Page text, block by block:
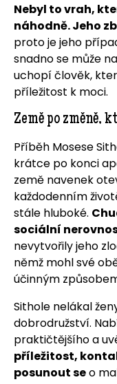
Nebyl to vrah,
náhodně. Jeho
proto je jeho
snadno se může
uchopí člověk,
příležitost k moci.
Země po změně,
Příběh Mosese
krátce po konci
země navenek
každodenním
stále hluboké.
sociální
nevytvořily jeho
němž mohl své
účinným
Sithole nelákal
dobrodružství.
praktičtějšího a
příležitost,
posunout seo